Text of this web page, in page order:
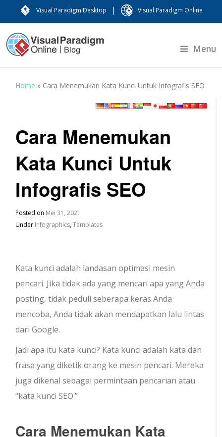
Visual Paradigm Desktop | Visual Paradigm Online
Menu
Home » Cara Menemukan Kata Kunci Untuk Infografis SEO
Cara Menemukan
Kata Kunci Untuk
Infografis SEO
Posted on Mei 31, 2021
Under Infographics,Templates
Kata kunci adalah landasan optimasi mesin
pencari. Jika tidak ada yang mencari apa yang Anda
posting, tidak peduli seberapa keras Anda
mencoba, Anda tidak akan mendapatkan lalu lintas
dari Google.
Jadi apa itu kata kunci? Kata kunci adalah kata dan
frasa yang diketik orang ke mesin pencari. Mereka
juga dikenal sebagai permintaan pencarian atau
“kata kunci SEO.”
Cara Menemukan Kata